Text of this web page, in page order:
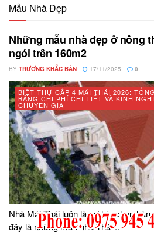
Mẫu Nhà Đẹp
Những mẫu nhà đẹp ở nông
ngói trên 160m2
BY TRƯƠNG KHẮC BẢN 17/11/2025 0
BIỆT THỰ CẤP 4 MÁI THÁI 2026:
BẢNG CHI PHÍ CHI TIẾT VÀ KINH
CHUYÊN GIA
Nhà Mái Thái luôn là sự lựa chọn
đây là những mẫu nhà Thái...